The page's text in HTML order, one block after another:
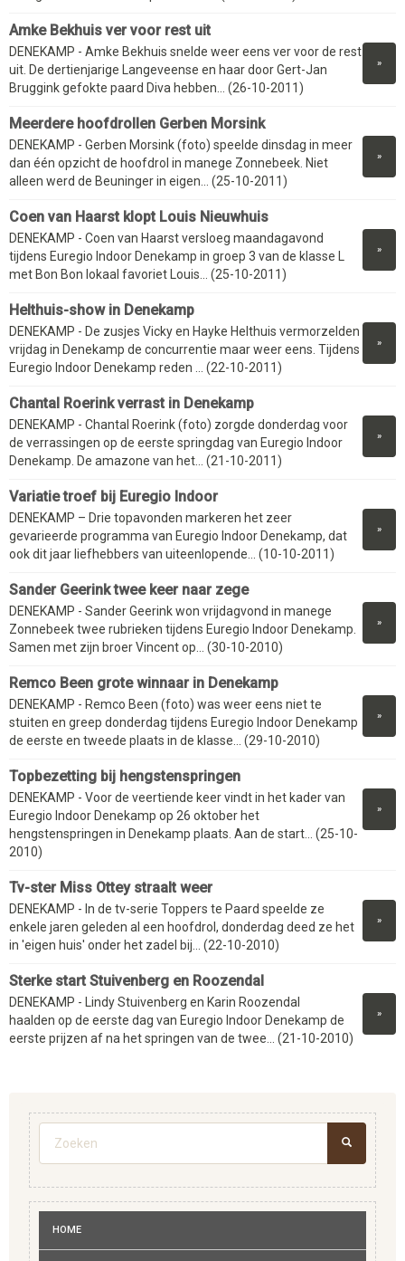
Amke Bekhuis ver voor rest uit
»
DENEKAMP - Amke Bekhuis snelde weer eens ver voor de rest
uit. De dertienjarige Langeveense en haar door Gert-Jan
Bruggink gefokte paard Diva hebben... (26-10-2011)
Meerdere hoofdrollen Gerben Morsink
»
DENEKAMP - Gerben Morsink (foto) speelde dinsdag in meer
dan één opzicht de hoofdrol in manege Zonnebeek. Niet
alleen werd de Beuninger in eigen... (25-10-2011)
Coen van Haarst klopt Louis Nieuwhuis
»
DENEKAMP - Coen van Haarst versloeg maandagavond
tijdens Euregio Indoor Denekamp in groep 3 van de klasse L
met Bon Bon lokaal favoriet Louis... (25-10-2011)
Helthuis-show in Denekamp
»
DENEKAMP - De zusjes Vicky en Hayke Helthuis vermorzelden
vrijdag in Denekamp de concurrentie maar weer eens. Tijdens
Euregio Indoor Denekamp reden ... (22-10-2011)
Chantal Roerink verrast in Denekamp
»
DENEKAMP - Chantal Roerink (foto) zorgde donderdag voor
de verrassingen op de eerste springdag van Euregio Indoor
Denekamp. De amazone van het... (21-10-2011)
Variatie troef bij Euregio Indoor
»
DENEKAMP – Drie topavonden markeren het zeer
gevarieerde programma van Euregio Indoor Denekamp, dat
ook dit jaar liefhebbers van uiteenlopende... (10-10-2011)
Sander Geerink twee keer naar zege
»
DENEKAMP - Sander Geerink won vrijdagvond in manege
Zonnebeek twee rubrieken tijdens Euregio Indoor Denekamp.
Samen met zijn broer Vincent op... (30-10-2010)
Remco Been grote winnaar in Denekamp
»
DENEKAMP - Remco Been (foto) was weer eens niet te
stuiten en greep donderdag tijdens Euregio Indoor Denekamp
de eerste en tweede plaats in de klasse... (29-10-2010)
Topbezetting bij hengstenspringen
»
DENEKAMP - Voor de veertiende keer vindt in het kader van
Euregio Indoor Denekamp op 26 oktober het
hengstenspringen in Denekamp plaats. Aan de start... (25-10-
2010)
Tv-ster Miss Ottey straalt weer
»
DENEKAMP - In de tv-serie Toppers te Paard speelde ze
enkele jaren geleden al een hoofdrol, donderdag deed ze het
in 'eigen huis' onder het zadel bij... (22-10-2010)
Sterke start Stuivenberg en Roozendal
»
DENEKAMP - Lindy Stuivenberg en Karin Roozendal
haalden op de eerste dag van Euregio Indoor Denekamp de
eerste prijzen af na het springen van de twee... (21-10-2010)
Zoekveld
HOME